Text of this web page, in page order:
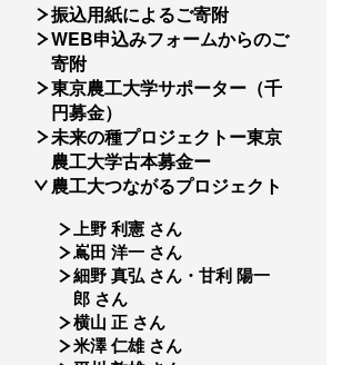
振込用紙によるご寄附
WEB申込みフォームからのご
寄附
東京農工大学サポーター（千
円募金）
未来の種プロジェクトー東京
農工大学古本募金ー
農工大つながるプロジェクト
上野 利憲 さん
嶌田 洋一 さん
細野 真弘 さん・甘利 陽一
郎 さん
横山 正 さん
米澤 仁雄 さん